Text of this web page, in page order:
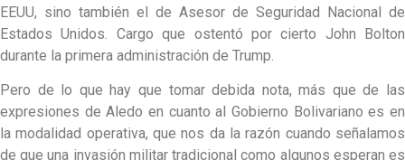
EEUU, sino también el de Asesor de Seguridad Nacional de
Estados Unidos. Cargo que ostentó por cierto John Bolton
durante la primera administración de Trump.
Pero de lo que hay que tomar debida nota, más que de las
expresiones de Aledo en cuanto al Gobierno Bolivariano es en
la modalidad operativa, que nos da la razón cuando señalamos
de que una invasión militar tradicional como algunos esperan es